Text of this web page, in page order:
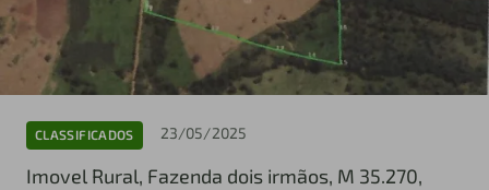
CLASSIFICADOS 23/05/2025
Imovel Rural, Fazenda dois irmãos, M 35.270,